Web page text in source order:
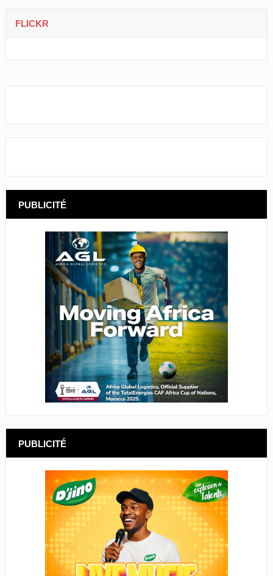
FLICKR
PUBLICITÉ
PUBLICITÉ